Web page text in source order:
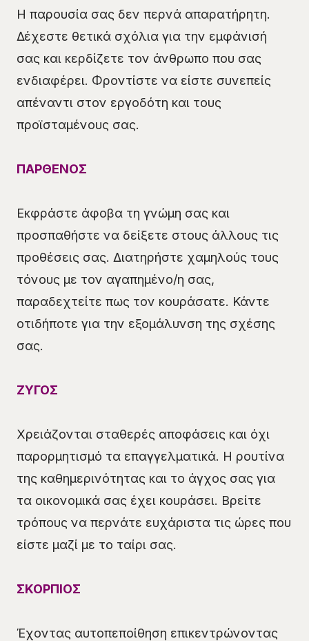
Η παρουσία σας δεν περνά απαρατήρητη.
Δέχεστε θετικά σχόλια για την εμφάνισή
σας και κερδίζετε τον άνθρωπο που σας
ενδιαφέρει. Φροντίστε να είστε συνεπείς
απέναντι στον εργοδότη και τους
προϊσταμένους σας.
ΠΑΡΘΕΝΟΣ
Εκφράστε άφοβα τη γνώμη σας και
προσπαθήστε να δείξετε στους άλλους τις
προθέσεις σας. Διατηρήστε χαμηλούς τους
τόνους με τον αγαπημένο/η σας,
παραδεχτείτε πως τον κουράσατε. Κάντε
οτιδήποτε για την εξομάλυνση της σχέσης
σας.
ΖΥΓΟΣ
Χρειάζονται σταθερές αποφάσεις και όχι
παρορμητισμό τα επαγγελματικά. Η ρουτίνα
της καθημερινότητας και το άγχος σας για
τα οικονομικά σας έχει κουράσει. Βρείτε
τρόπους να περνάτε ευχάριστα τις ώρες που
είστε μαζί με το ταίρι σας.
ΣΚΟΡΠΙΟΣ
Έχοντας αυτοπεποίθηση επικεντρώνοντας